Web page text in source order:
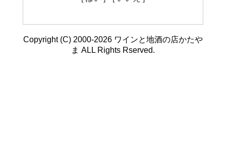
Copyright (C) 2000-2026 ワインと地酒の店かたや
ま ALL Rights Rserved.